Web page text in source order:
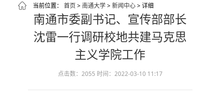
当前位置： 首页>南通大学>新闻中心> 详细
南通市委副书记、宣传部部长
沈雷一行调研校地共建马克思
主义学院工作
点击数：2055 时间：2022-03-10 11:17